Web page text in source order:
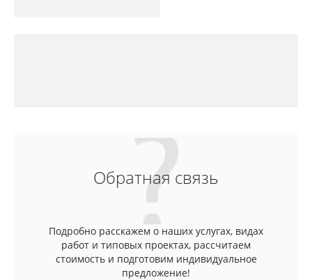
Обратная связь
Подробно расскажем о наших услугах, видах
работ и типовых проектах, рассчитаем
стоимость и подготовим индивидуальное
предложение!